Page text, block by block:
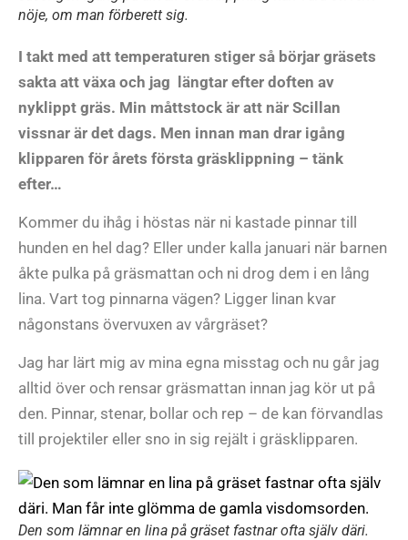
nöje, om man förberett sig.
I takt med att temperaturen stiger så börjar gräsets
sakta att växa och jag längtar efter doften av
nyklippt gräs. Min måttstock är att när Scillan
vissnar är det dags. Men innan man drar igång
klipparen för årets första gräsklippning – tänk
efter…
Kommer du ihåg i höstas när ni kastade pinnar till
hunden en hel dag? Eller under kalla januari när barnen
åkte pulka på gräsmattan och ni drog dem i en lång
lina. Vart tog pinnarna vägen? Ligger linan kvar
någonstans övervuxen av vårgräset?
Jag har lärt mig av mina egna misstag och nu går jag
alltid över och rensar gräsmattan innan jag kör ut på
den. Pinnar, stenar, bollar och rep – de kan förvandlas
till projektiler eller sno in sig rejält i gräsklipparen.
Den som lämnar en lina på gräset fastnar ofta själv däri.